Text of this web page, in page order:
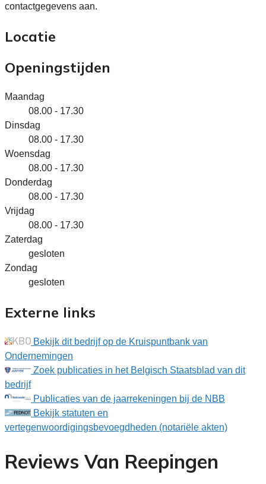
contactgegevens aan.
Locatie
Openingstijden
Maandag
08.00 - 17.30
Dinsdag
08.00 - 17.30
Woensdag
08.00 - 17.30
Donderdag
08.00 - 17.30
Vrijdag
08.00 - 17.30
Zaterdag
gesloten
Zondag
gesloten
Externe links
Bekijk dit bedrijf op de Kruispuntbank van
Ondernemingen
Zoek publicaties in het Belgisch Staatsblad van dit
bedrijf
Publicaties van de jaarrekeningen bij de NBB
Bekijk statuten en
vertegenwoordigingsbevoegdheden (notariële akten)
Reviews Van Reepingen